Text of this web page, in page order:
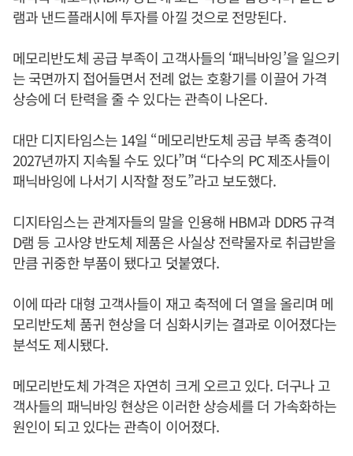
램과 낸드플래시에 투자를 아낄 것으로 전망된다.
메모리반도체 공급 부족이 고객사들의 ‘패닉바잉’을 일으키
는 국면까지 접어들면서 전례 없는 호황기를 이끌어 가격
상승에 더 탄력을 줄 수 있다는 관측이 나온다.
대만 디지타임스는 14일 “메모리반도체 공급 부족 충격이
2027년까지 지속될 수도 있다”며 “다수의 PC 제조사들이
패닉바잉에 나서기 시작할 정도”라고 보도했다.
디지타임스는 관계자들의 말을 인용해 HBM과 DDR5 규격
D램 등 고사양 반도체 제품은 사실상 전략물자로 취급받을
만큼 귀중한 부품이 됐다고 덧붙였다.
이에 따라 대형 고객사들이 재고 축적에 더 열을 올리며 메
모리반도체 품귀 현상을 더 심화시키는 결과로 이어졌다는
분석도 제시됐다.
메모리반도체 가격은 자연히 크게 오르고 있다. 더구나 고
객사들의 패닉바잉 현상은 이러한 상승세를 더 가속화하는
원인이 되고 있다는 관측이 이어졌다.